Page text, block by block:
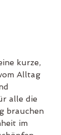
kurze,
Alltag
alle die
brauchen
im